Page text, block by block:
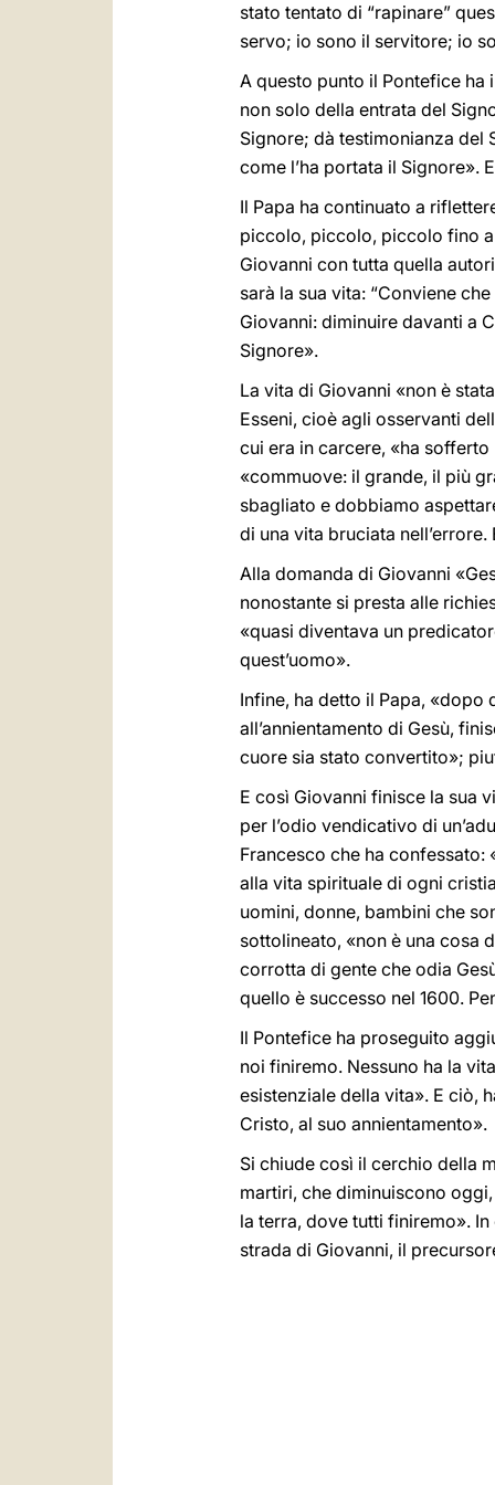
stato tentato di “rapinare”
servo; io sono il servitore; io
A questo punto il Pontefice
non solo della entrata del
Signore; dà testimonianza
come l’ha portata il Signore».
Il Papa ha continuato a
piccolo, piccolo, piccolo fino
Giovanni con tutta quella
sarà la sua vita: “Conviene
Giovanni: diminuire davanti a
Signore».
La vita di Giovanni «non è
Esseni, cioè agli osservanti
cui era in carcere, «ha
«commuove: il grande, il più
sbagliato e dobbiamo
di una vita bruciata
Alla domanda di Giovanni
nonostante si presta alle
«quasi diventava un
quest’uomo».
Infine, ha detto il Papa, «dopo
all’annientamento di Gesù,
cuore sia stato convertito»;
E così Giovanni finisce la sua
per l’odio vendicativo di
Francesco che ha
alla vita spirituale di ogni
uomini, donne, bambini che
sottolineato, «non è una cosa
corrotta di gente che odia
quello è successo nel 1600.
Il Pontefice ha proseguito
noi finiremo. Nessuno ha la
esistenziale della vita». E ciò,
Cristo, al suo annientamento».
Si chiude così il cerchio della
martiri, che diminuiscono
la terra, dove tutti finiremo».
strada di Giovanni, il